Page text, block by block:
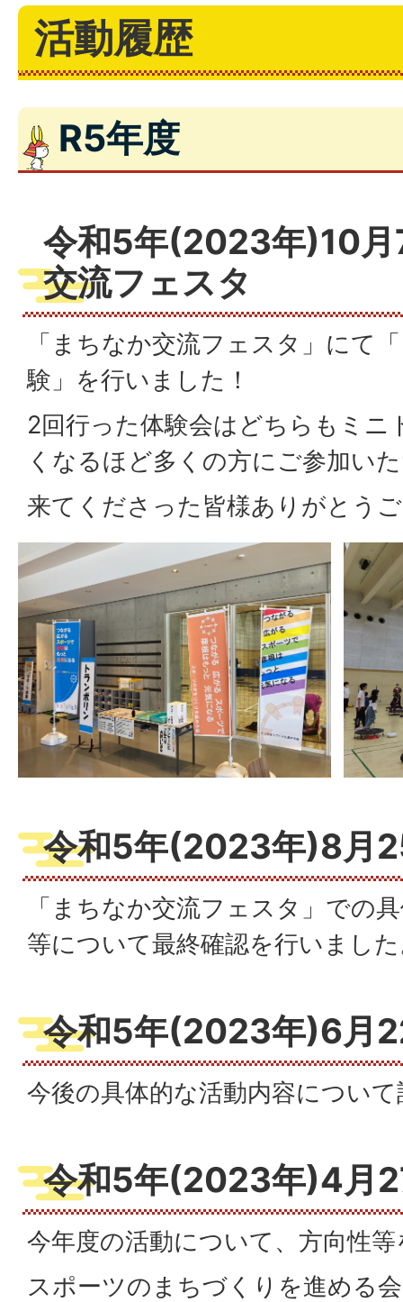
活動履歴
R5年度
令和5年(2023年)10月
交流フェスタ
「まちなか交流フェスタ」にて
験」を行いました！
2回行った体験会はどちらもミニ
くなるほど多くの方にご参加い
来てくださった皆様ありがとう
令和5年(2023年)8月
「まちなか交流フェスタ」での
等について最終確認を行いまし
令和5年(2023年)6月
今後の具体的な活動内容につい
令和5年(2023年)4月
今年度の活動について、方向性
スポーツのまちづくりを進める